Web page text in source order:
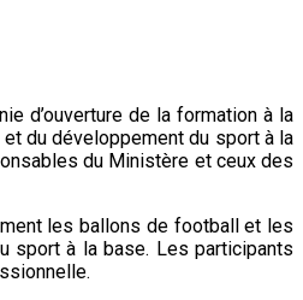
d’ouverture de la formation à la
du développement du sport à la
du Ministère et ceux des
les ballons de football et les
sport à la base. Les participants